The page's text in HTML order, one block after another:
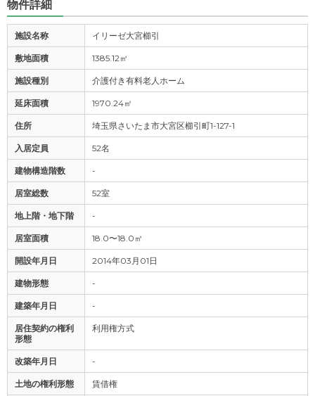
物件詳細
施設名称 イリーゼ大宮櫛引
敷地面積 1385.12㎡
施設種別 介護付き有料老人ホーム
延床面積 1970.24㎡
住所 埼玉県さいたま市大宮区櫛引町1-127-1
入居定員 52名
建物構造階数 -
居室総数 52室
地上階・地下階 -
居室面積 18.0〜18.0㎡
開設年月日 2014年03月01日
建物形態 -
建築年月日 -
居住契約の権利
形態
利用権方式
改築年月日 -
土地の権利形態 賃借権